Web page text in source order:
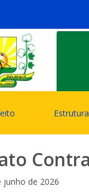
junho de 2026